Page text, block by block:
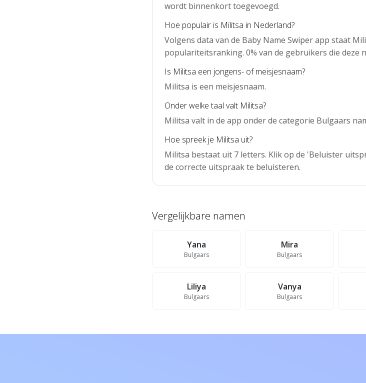
wordt binnenkort toegevoegd.
Hoe populair is Militsa in Nederland?
Volgens data van de Baby Name Swiper app staat
populariteitsranking. 0% van de gebruikers die deze
Is Militsa een jongens- of meisjesnaam?
Militsa is een meisjesnaam.
Onder welke taal valt Militsa?
Militsa valt in de app onder de categorie Bulgaars
Hoe spreek je Militsa uit?
Militsa bestaat uit 7 letters. Klik op de 'Beluister
de correcte uitspraak te beluisteren.
Vergelijkbare namen
Yana
Bulgaars
Mira
Bulgaars
Liliya
Bulgaars
Vanya
Bulgaars